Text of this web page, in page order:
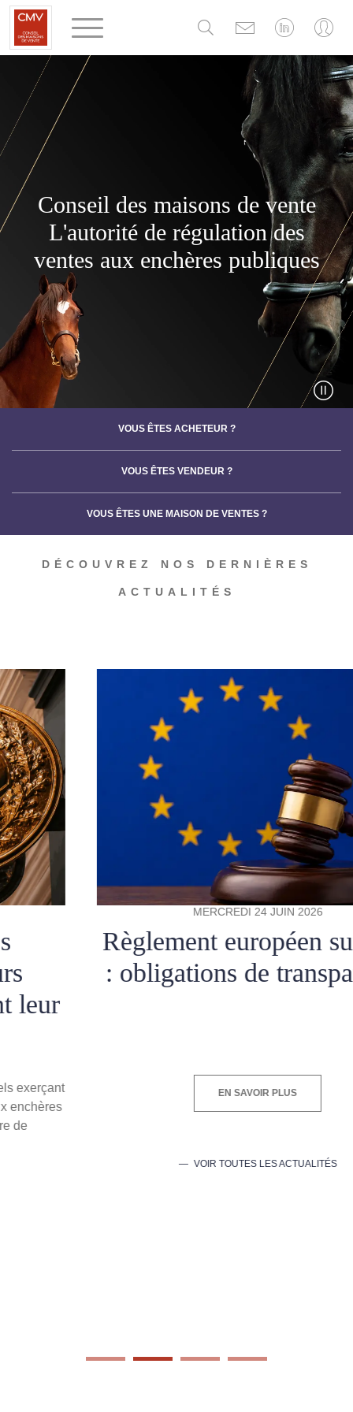
Conseil des maisons de vente
L'autorité de régulation des
ventes aux enchères publiques
VOUS ÊTES ACHETEUR ?
VOUS ÊTES VENDEUR ?
VOUS ÊTES UNE MAISON DE VENTES ?
DÉCOUVREZ NOS DERNIÈRES
ACTUALITÉS
MERCREDI 24 JUIN 2026
Règlement européen sur l’IA
: obligations de transparence
VOIR TOUTES LES ACTUALITÉS
Panneau de gestion des cookies